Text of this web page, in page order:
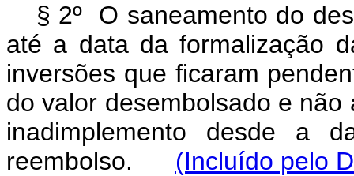
§ 2º O saneamento do
até a data da formalização
inversões que ficaram
do valor desembolsado e
inadimplemento desde a
reembolso. (Incluído pelo